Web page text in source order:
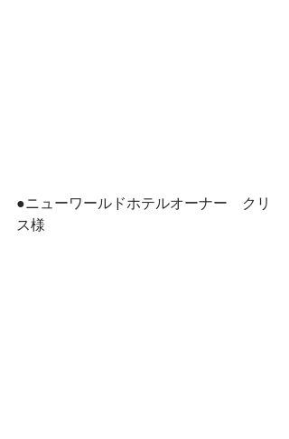
●ニューワールドホテルオーナー　クリ
ス様